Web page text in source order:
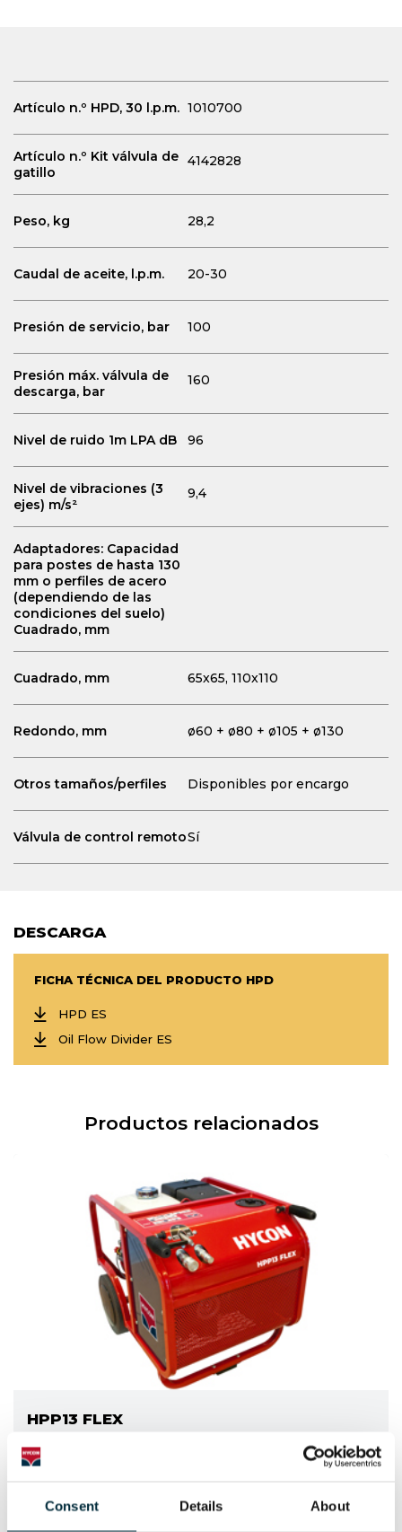
Consent Details About
Artículo n.º HPD, 30 l.p.m. 1010700
Artículo n.º Kit válvula de
gatillo
4142828
Peso, kg 28,2
Caudal de aceite, l.p.m. 20-30
Presión de servicio, bar 100
Presión máx. válvula de
descarga, bar
160
Nivel de ruido 1m LPA dB 96
Nivel de vibraciones (3
ejes) m/s²
9,4
Adaptadores: Capacidad
para postes de hasta 130
mm o perfiles de acero
(dependiendo de las
condiciones del suelo)
Cuadrado, mm
Cuadrado, mm 65x65, 110x110
Redondo, mm ø60 + ø80 + ø105 + ø130
Otros tamaños/perfiles Disponibles por encargo
Válvula de control remotoSí
DESCARGA
FICHA TÉCNICA DEL PRODUCTO HPD
HPD ES
Oil Flow Divider ES
Productos relacionados
HPP13 FLEX